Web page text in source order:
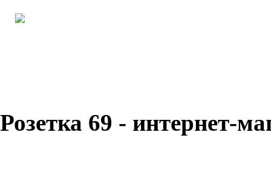
Розетка 69 - интернет-